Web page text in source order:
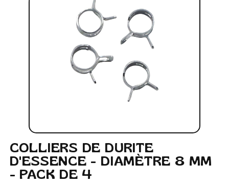
COLLIERS DE DURITE
D'ESSENCE - DIAMÈTRE 8 MM
- PACK DE 4